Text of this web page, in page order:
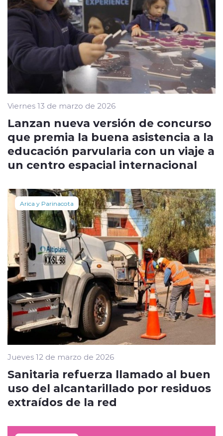
Viernes 13 de marzo de 2026
Lanzan nueva versión de concurso
que premia la buena asistencia a la
educación parvularia con un viaje a
un centro espacial internacional
Arica y Parinacota
Jueves 12 de marzo de 2026
Sanitaria refuerza llamado al buen
uso del alcantarillado por residuos
extraídos de la red